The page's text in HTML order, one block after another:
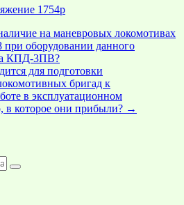
1754р
на маневровых локомотивах
оборудовании данного
КПД-3ПВ?
для подготовки
бригад к
в эксплуатационном
в которое они прибыли? →